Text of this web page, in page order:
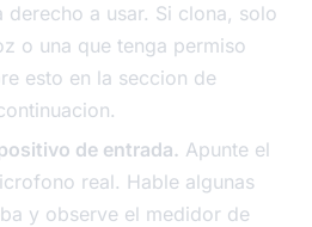
derecho a usar. Si clona, solo
o una que tenga permiso
esto en la seccion de
de entrada. Apunte el
real. Hable algunas
y observe el medidor de